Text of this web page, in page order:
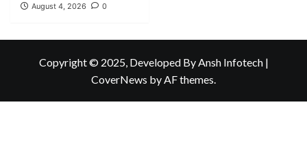
August 4, 2026
0
Copyright © 2025, Developed By Ansh Infotech |
CoverNews by AF themes.